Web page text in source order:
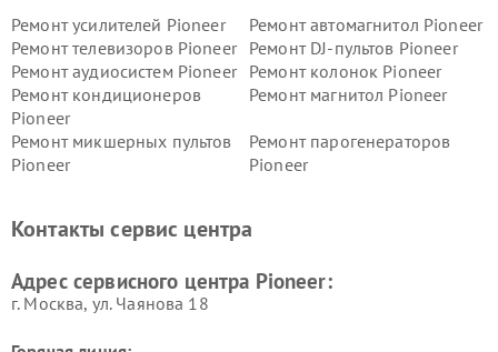
Ремонт усилителей Pioneer
Ремонт автомагнитол Pioneer
Ремонт телевизоров Pioneer
Ремонт DJ-пультов Pioneer
Ремонт аудиосистем Pioneer
Ремонт колонок Pioneer
Ремонт кондиционеров
Pioneer
Ремонт магнитол Pioneer
Ремонт микшерных пультов
Pioneer
Ремонт парогенераторов
Pioneer
Контакты сервис центра
Адрес сервисного центра Pioneer:
г. Москва, ул. Чаянова 18